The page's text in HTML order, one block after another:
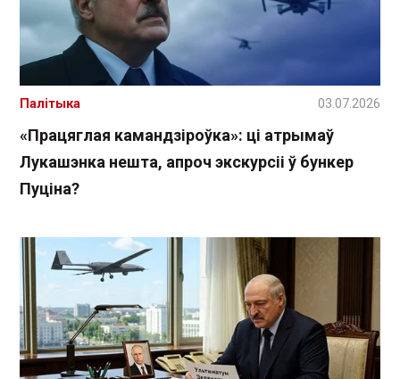
«Працяглая камандзіроўка»: ці атрымаў
Лукашэнка нешта, апроч экскурсіі ў бункер
Пуціна?
Палітыка 03.07.2026